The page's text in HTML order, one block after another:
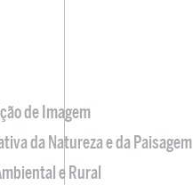
de Imagem
da Natureza e da Paisagem
e Rural